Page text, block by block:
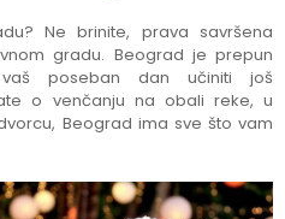
Ne brinite, prava savršena
gradu. Beograd je prepun
poseban dan učiniti još
o venčanju na obali reke, u
Beograd ima sve što vam